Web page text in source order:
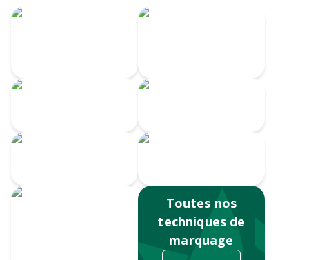
Toutes nos
techniques de
marquage